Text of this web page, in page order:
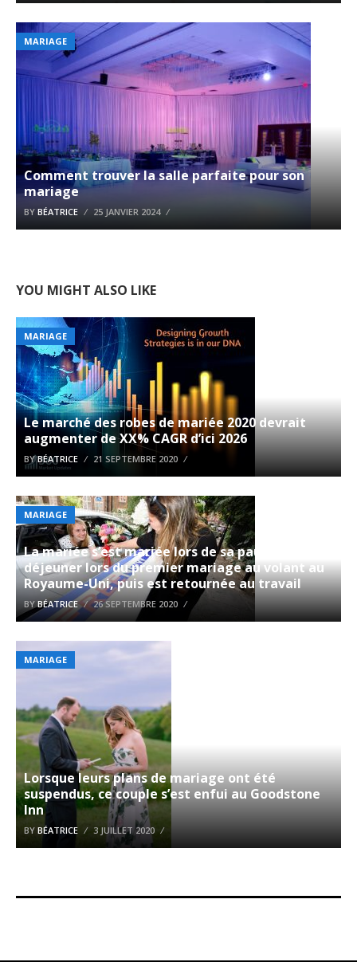
MARIAGE
Comment trouver la salle parfaite pour son
mariage
BY BÉATRICE 25 JANVIER 2024
YOU MIGHT ALSO LIKE
MARIAGE
Le marché des robes de mariée 2020 devrait
augmenter de XX% CAGR d’ici 2026
BYBÉATRICE 21 SEPTEMBRE 2020
MARIAGE
La mariée s’est mariée lors de sa pause
déjeuner lors du premier mariage au volant au
Royaume-Uni, puis est retournée au travail
BYBÉATRICE 26 SEPTEMBRE 2020
MARIAGE
Lorsque leurs plans de mariage ont été
suspendus, ce couple s’est enfui au Goodstone
Inn
BY BÉATRICE 3 JUILLET 2020